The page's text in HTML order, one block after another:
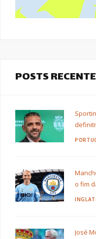
POSTS
o fim
José